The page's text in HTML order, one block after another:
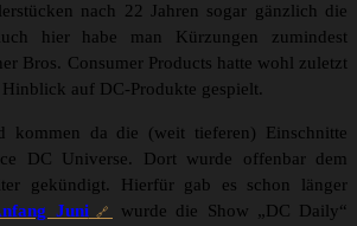
nach 22 Jahren sogar gänzlich die
hier habe man Kürzungen zumindest
Bros. Consumer Products hatte wohl zuletzt
auf DC-Produkte gespielt.
kommen da die (weit tieferen) Einschnitte
DC Universe. Dort wurde offenbar dem
gekündigt. Hierfür gab es schon länger
Juni
wurde die Show „DC Daily“